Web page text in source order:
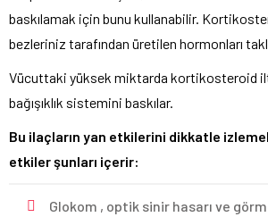
baskılamak için bunu kullanabilir.
bezleriniz tarafından üretilen hormonları
Vücuttaki yüksek miktarda kortikosteroid
bağışıklık sistemini baskılar.
Bu ilaçların yan etkilerini dikkatle
etkiler şunları içerir:
Glokom , optik sinir hasarı ve